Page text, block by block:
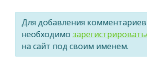
Для добавления
необходимо
на сайт под своим именем.